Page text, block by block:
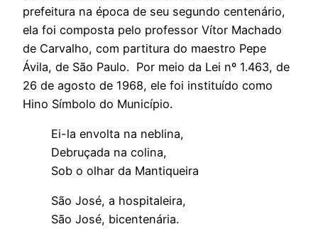
prefeitura na época de seu segundo centenário,
ela foi composta pelo professor Vítor Machado
de Carvalho, com partitura do maestro Pepe
Ávila, de São Paulo. Por meio da Lei nº 1.463, de
26 de agosto de 1968, ele foi instituído como
Hino Símbolo do Município.
Ei-la envolta na neblina,
Debruçada na colina,
Sob o olhar da Mantiqueira
São José, a hospitaleira,
São José, bicentenária.